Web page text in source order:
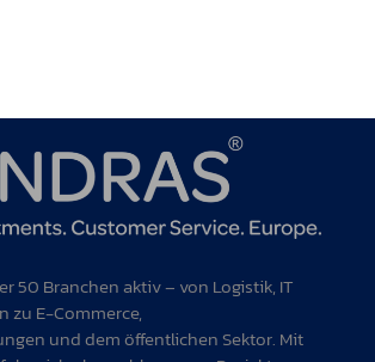
50 Branchen aktiv – von Logistik, IT
zu E-Commerce,
und dem öffentlichen Sektor. Mit